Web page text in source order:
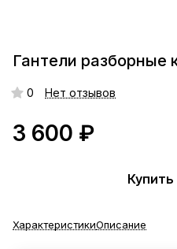
Гантели разборные
0 Нет отзывов
3 600 ₽
Купить
ХарактеристикиОписание